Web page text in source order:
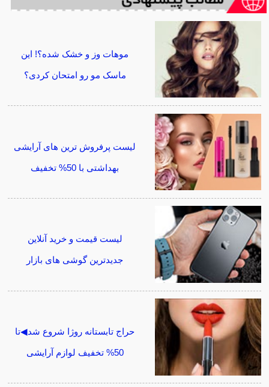
موهات وز و خشک شده؟! این
ماسک مو رو امتحان کردی؟
لیست پرفروش ترین های آرایشی
بهداشتی با 50% تخفیف
لیست قیمت و خرید آنلاین
جدیدترین گوشی های بازار
حراج تابستانه روژا شروع شد◀تا
50% تخفیف لوازم آرایشی